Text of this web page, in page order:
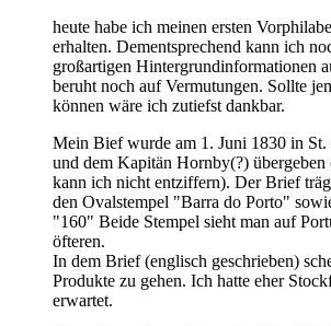
heute habe ich meinen ersten
erhalten. Dementsprechend kann ich
großartigen Hintergrundinformationen
beruht noch auf Vermutungen. Sollte
können wäre ich zutiefst dankbar.
Mein Bief wurde am 1. Juni 1830 in St.
und dem Kapitän Hornby(?) übergeben
kann ich nicht entziffern). Der Brief
den Ovalstempel "Barra do Porto"
"160" Beide Stempel sieht man auf
öfteren.
In dem Brief (englisch geschrieben)
Produkte zu gehen. Ich hatte eher
erwartet.